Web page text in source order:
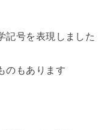
記号を表現しました
のもあります